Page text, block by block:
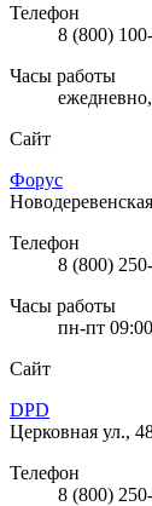
Телефон
8 (800)
Часы работы
Сайт
Форус
Телефон
8 (800)
Часы работы
пн-пт
Сайт
DPD
Церковная ул.,
Телефон
8 (800)